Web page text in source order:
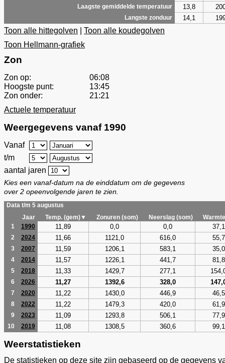
Laagste gemiddelde temperatuur 13,8
Langste zonduur 14,1
Toon alle hittegolven
Toon alle koudegolven
Toon Hellmann-grafiek
Zon
Zon op:
06:08
Hoogste punt:
13:45
Zon onder:
21:21
Actuele temperatuur
Weergegevens vanaf 1990
Vanaf
t/m
aantal jaren
Kies een vanaf-datum na de einddatum om de gegevens
over 2 opeenvolgende jaren te zien.
Data t/m 5 augustus
Jaar
Temp. (gem)▼ Zonuren (som) Neerslag (som)
1
1990 11,89 0,0 0,0 37,1
2 2024 11,66 1121,0 616,0 55,7
3 2007 11,59 1206,1 583,1 35,0
4 2014 11,57 1226,1 441,7 81,8
5 2018 11,33 1429,7 277,1
6 2026 11,27 1392,6 328,0
7 2020 11,22 1430,0 446,9 46,5
8 2022 11,22 1479,3 420,0 61,9
9 2023 11,09 1293,8 506,1 77,9
10 2019 11,08 1308,5 360,6 99,1
Weerstatistieken
De statistieken op deze site zijn gebaseerd op de gegevens